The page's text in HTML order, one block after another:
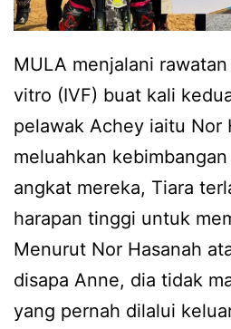
MULA menjalani
vitro (IVF) buat kali
pelawak Achey iaitu Nor
meluahkan
angkat mereka, Tiara
harapan tinggi untuk
Menurut Nor Hasanah
disapa Anne, dia tidak
yang pernah dilalui